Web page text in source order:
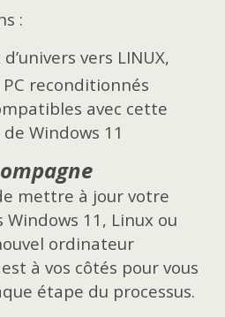
:
vers LINUX,
reconditionnés
avec cette
Windows 11
mettre à jour votre
11, Linux ou
ordinateur
à vos côtés pour vous
étape du processus.